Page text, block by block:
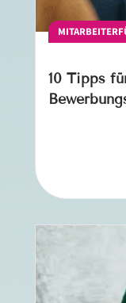
10 Tipps